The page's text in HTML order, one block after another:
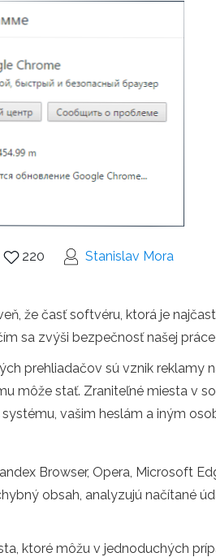
220 Stanislav Mora
že časť softvéru, ktorá je
sa zvýši bezpečnosť našej
prehliadačov sú vznik reklamy
môže stať. Zraniteľné miesta v
vašim heslám a iným
Browser, Opera, Microsoft
obsah, analyzujú načítané
ktoré môžu v jednoduchých